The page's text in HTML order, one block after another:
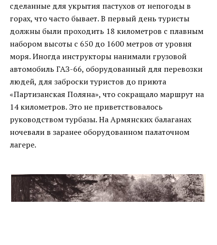
сделанные для укрытия пастухов от непогоды в
горах, что часто бывает. В первый день туристы
должны были проходить 18 километров с плавным
набором высоты с 650 до 1600 метров от уровня
моря. Иногда инструкторы нанимали грузовой
автомобиль ГАЗ-66, оборудованный для перевозки
людей, для заброски туристов до приюта
«Партизанская Поляна», что сокращало маршрут на
14 километров. Это не приветствовалось
руководством турбазы. На Армянских балаганах
ночевали в заранее оборудованном палаточном
лагере.